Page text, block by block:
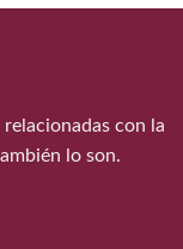
relacionadas con la
lo son.